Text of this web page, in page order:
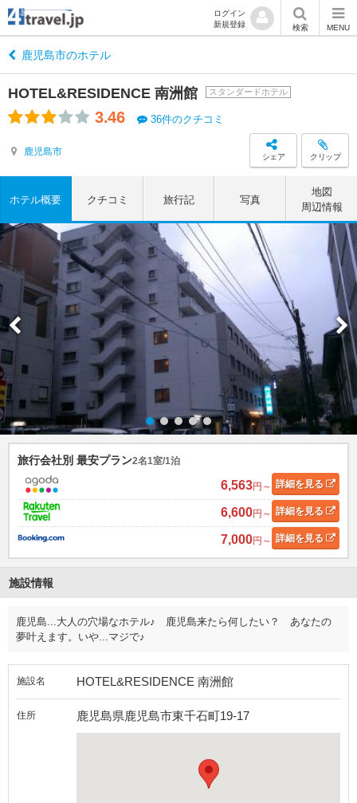
ログイン
新規登録
検索 MENU
鹿児島市のホテル
HOTEL&RESIDENCE 南洲館 スタンダードホテル
3.46 36件のクチコミ
鹿児島市 シェア クリップ
ホテル概要 クチコミ 旅行記 写真
地図
周辺情報
旅行会社別 最安プラン2名1室/1泊
6,563円～ 詳細を見る
6,600円～ 詳細を見る
7,000円～ 詳細を見る
施設情報
鹿児島...大人の穴場なホテル♪ 鹿児島来たら何したい？ あなたの
夢叶えます。いや...マジで♪
施設名 HOTEL&RESIDENCE 南洲館
住所 鹿児島県鹿児島市東千石町19-17